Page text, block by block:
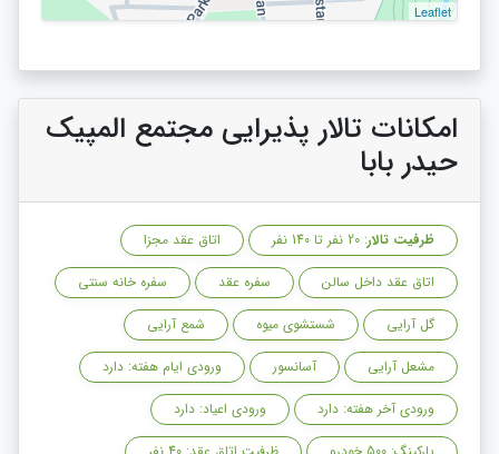
Leaflet
امکانات تالار پذیرایی مجتمع المپیک
حیدر بابا
ظرفیت تالار: 20 نفر تا 140 نفر
اتاق عقد مجزا
اتاق عقد داخل سالن
سفره عقد
سفره خانه سنتی
گل آرایی
شستشوی میوه
شمع آرایی
مشعل آرایی
آسانسور
ورودی ایام هفته: دارد
ورودی آخر هفته: دارد
ورودی اعیاد: دارد